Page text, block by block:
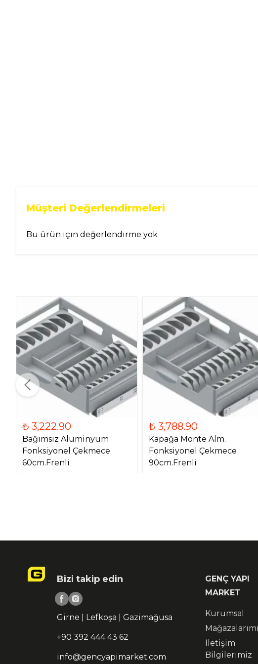
Müşteri Değerlendirmeleri
Bu ürün için değerlendirme yok
₺ 3,222.90
Bağımsız Alüminyum
Fonksiyonel Çekmece
60cm.Frenli
₺ 3,788.90
Kapağa Monte Alm.
Fonksiyonel Çekmece
90cm.Frenli
Bizi takip edin
Girne | Lefkoşa | Gazimağusa
+90 392 444 43 62
info@gencyapimarket.com
GENÇ YAPI
MARKET
Kurumsal
İletişim
Bilgilerimiz